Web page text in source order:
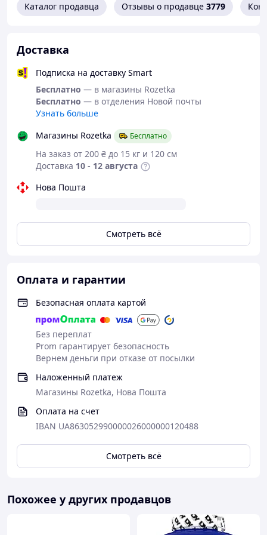
збільшення граничного рівня навантаження;
часу на відновлення між підходами. Сукупність
цих чинників веде до зростання м’язової маси.
Будемо вдячні за відгуки про продукцію MST
Nutrition після її прийому, тому що з Вашими
відгуками ми стаємо кращими.
Каталог продавца Отзывы о продавце 3779
Доставка
Подписка на доставку Smart
Бесплатно — в магазины Rozetka
Бесплатно — в отделения Новой почты
Узнать больше
Магазины Rozetka
Бесплатно
На заказ от 200 ₴ до 15 кг и 120 см
Доставка 10 - 12 августа
Нова Пошта
Смотреть всё
Оплата и гарантии
Безопасная оплата картой
Без переплат
Prom гарантирует безопасность
Вернем деньги при отказе от посылки
Наложенный платеж
Магазины Rozetka, Нова Пошта
Оплата на счет
IBAN UA863052990000026000000120488
Смотреть всё
Похожее у других продавцов